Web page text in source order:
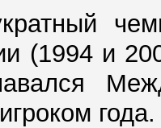
(1994 и
года.